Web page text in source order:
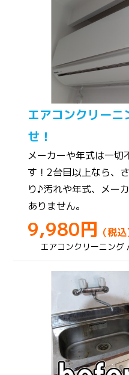
エアコンクリー
せ！
メーカーや年式は一切
す！2台目以上なら、
り♪汚れや年式、メー
ありません。
9,980円 （税込
エアコンクリーニング